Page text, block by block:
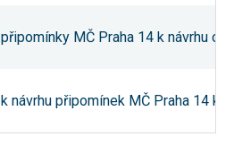
připomínky MČ Praha 14 k návrhu
k návrhu připomínek MČ Praha 14 k
příjemcem obsahů
a reklam